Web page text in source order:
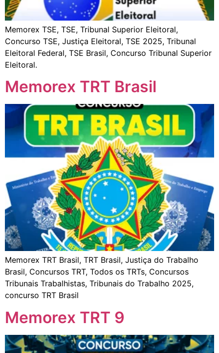
Memorex TSE, TSE, Tribunal Superior Eleitoral,
Concurso TSE, Justiça Eleitoral, TSE 2025, Tribunal
Eleitoral Federal, TSE Brasil, Concurso Tribunal Superior
Eleitoral.
Memorex TRT Brasil
Memorex TRT Brasil, TRT Brasil, Justiça do Trabalho
Brasil, Concursos TRT, Todos os TRTs, Concursos
Tribunais Trabalhistas, Tribunais do Trabalho 2025,
concurso TRT Brasil
Memorex TRT 9